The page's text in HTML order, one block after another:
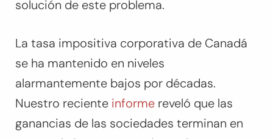
solución de este problema.
La tasa impositiva corporativa de Canadá
se ha mantenido en niveles
alarmantemente bajos por décadas.
Nuestro reciente informe reveló que las
ganancias de las sociedades terminan en